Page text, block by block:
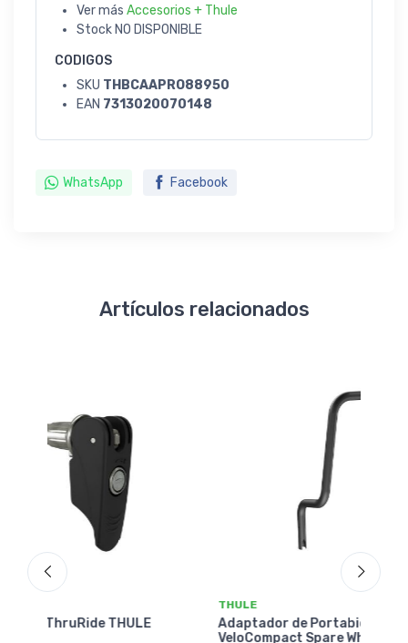
Ver más Accesorios + Thule
Stock NO DISPONIBLE
CODIGOS
SKU THBCAAPRO88950
EAN 7313020070148
WhatsApp Facebook
Artículos relacionados
Adaptador de Portabicicletas THULE
VeloCompact Spare Wheel